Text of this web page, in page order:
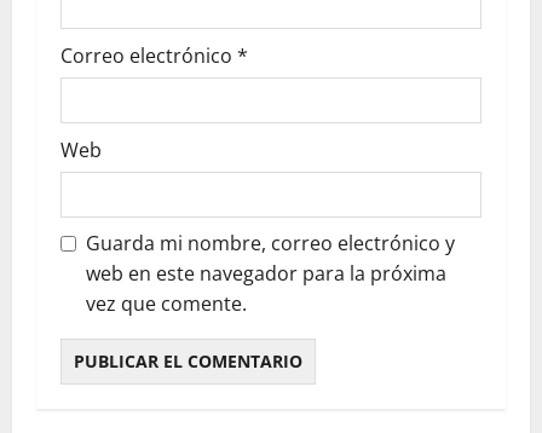
Correo electrónico *
Web
Guarda mi nombre, correo electrónico y
web en este navegador para la próxima
vez que comente.